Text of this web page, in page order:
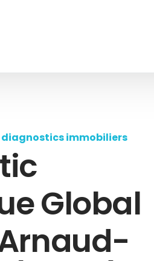
diagnostics immobiliers
Global